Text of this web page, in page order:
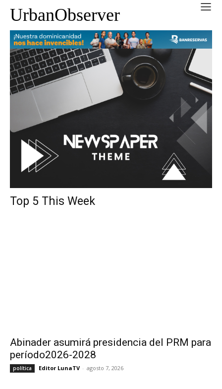
UrbanObserver
Top 5 This Week
Abinader asumirá presidencia del PRM para
período2026-2028
política Editor LunaTV - agosto 7, 2026